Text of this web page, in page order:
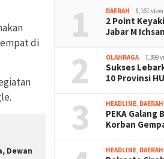
di
Dewan
1 DAERAH 8,161
2 Point
Jabar M
2 OLAHRAGA 7,399
Sukses
10 Provinsi
3 HEADLINE DAERAH
PEKA
Korban
HEADLINE DAERAH